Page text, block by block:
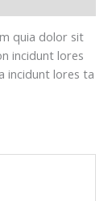
quia dolor sit
incidunt lores
incidunt lores ta